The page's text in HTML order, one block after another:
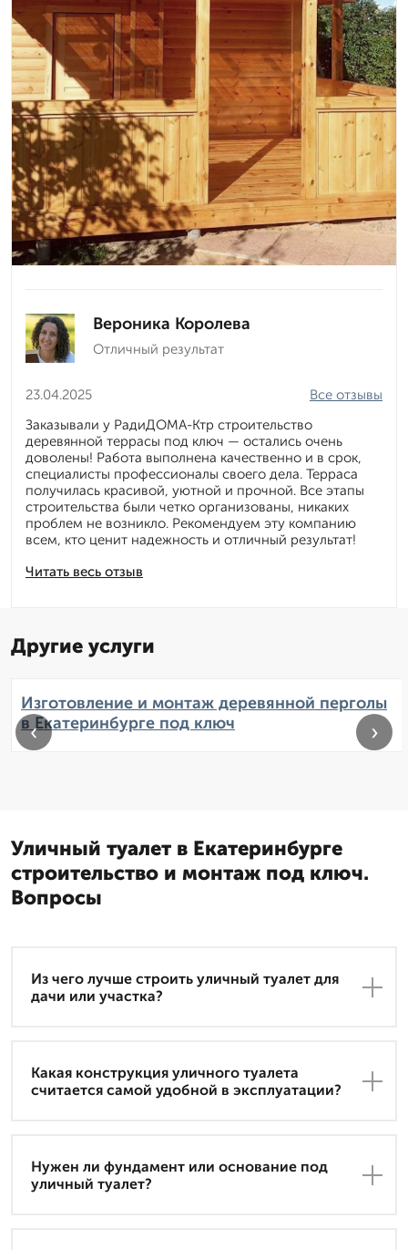
Вероника Королева
Отличный результат
23.04.2025
Читать весь отзыв
Все отзывы
Заказывали у РадиДОМА-Ктр строительство
деревянной террасы под ключ — остались очень
доволены! Работа выполнена качественно и в срок,
специалисты профессионалы своего дела. Терраса
получилась красивой, уютной и прочной. Все этапы
строительства были четко организованы, никаких
проблем не возникло. Рекомендуем эту компанию
всем, кто ценит надежность и отличный результат!
Другие услуги
Изготовление и монтаж деревянной перголы
в Екатеринбурге под ключ
‹ ›
Уличный туалет в Екатеринбурге
строительство и монтаж под ключ.
Вопросы
Из чего лучше строить уличный туалет для
дачи или участка?
Какая конструкция уличного туалета
считается самой удобной в эксплуатации?
Нужен ли фундамент или основание под
уличный туалет?